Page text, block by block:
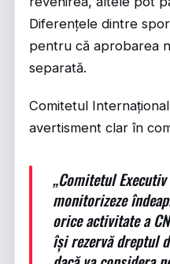
Diferențele dintre
pentru că aprobarea
separată.
Comitetul
avertisment clar în
„Comitetul
monitorizeze
orice activitate a
își rezervă dreptul